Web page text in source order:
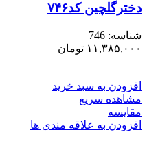
دخترگلچین کد۷۴۶
شناسه: 746
۱۱,۳۸۵,۰۰۰ تومان
افزودن به سبد خرید
مشاهده سریع
مقایسه
افزودن به علاقه مندی ها